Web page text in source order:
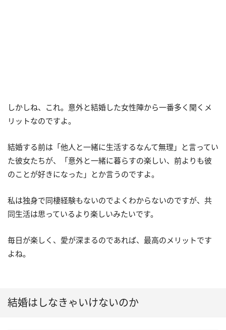
しかしね、これ。意外と結婚した女性陣から一番多く聞くメ
リットなのですよ。
結婚する前は「他人と一緒に生活するなんて無理」と言ってい
た彼女たちが、「意外と一緒に暮らすの楽しい、前よりも彼
のことが好きになった」とか言うのですよ。
私は独身で同棲経験もないのでよくわからないのですが、共
同生活は思っているより楽しいみたいです。
毎日が楽しく、愛が深まるのであれば、最高のメリットです
よね。
結婚はしなきゃいけないのか